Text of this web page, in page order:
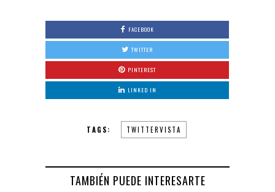
FACEBOOK
TWITTER
PINTEREST
LINKED IN
TAGS: TWITTERVISTA
TAMBIÉN PUEDE INTERESARTE